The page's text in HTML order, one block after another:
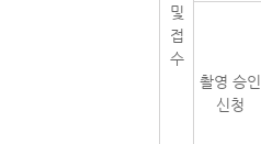
및
접
수
촬영 승인
신청